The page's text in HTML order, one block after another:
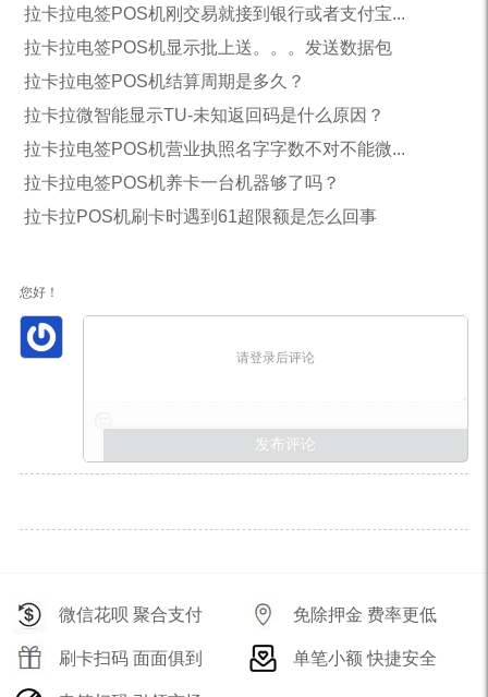
拉卡拉电签POS机刚交易就接到银行或者支付宝...
拉卡拉电签POS机显示批上送。。。发送数据包
拉卡拉电签POS机结算周期是多久？
拉卡拉微智能显示TU-未知返回码是什么原因？
拉卡拉电签POS机营业执照名字字数不对不能微...
拉卡拉电签POS机养卡一台机器够了吗？
拉卡拉POS机刷卡时遇到61超限额是怎么回事
您好！
请登录后评论
微信花呗 聚合支付 免除押金 费率更低
刷卡扫码 面面俱到 单笔小额 快捷安全